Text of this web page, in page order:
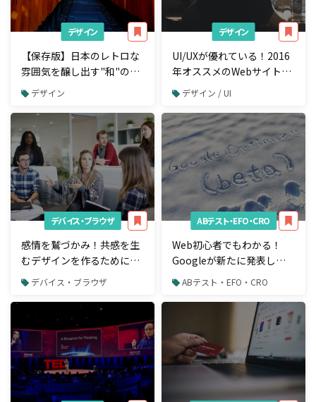
デザイン
【保存版】日本のレトロな
雰囲気を醸し出す"和"のデ
ザイン！オススメ15選
デザイン
デザイン
UI/UXが優れている！2016
年オススメのWebサイト・
アプリ9選
デザイン / UI
デバイス・ブラウザ
感情を鷲づかみ！共感を生
むデザインを作るために気
をつけたい5つのポイント
デバイス・ブラウザ
ABテスト・EFO・CRO
Web初心者でもわかる！
Googleが新たに発表した
GA連動型A/Bテストツール
Optimize（beta）」の凄
ABテスト・EFO・CRO